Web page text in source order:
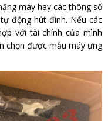
máy hay các thông số
động hút đinh. Nếu các
với tài chính của mình
chọn được mẫu máy ưng